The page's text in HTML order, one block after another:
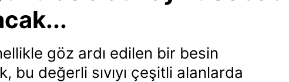
göz ardı edilen bir besin
bu değerli sıvıyı çeşitli alanlarda